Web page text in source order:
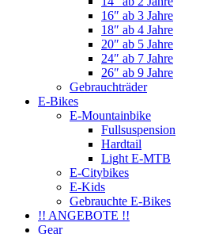
16″ ab 3 Jahre
18″ ab 4 Jahre
20″ ab 5 Jahre
24″ ab 7 Jahre
26″ ab 9 Jahre
Gebrauchträder
E-Bikes
E-Mountainbike
Fullsuspension
Hardtail
Light E-MTB
E-Citybikes
E-Kids
Gebrauchte E-Bikes
!! ANGEBOTE !!
Gear